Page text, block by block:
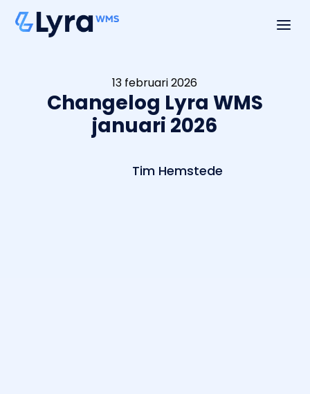
a
13 februari 2026
Changelog Lyra WMS
januari 2026
Tim Hemstede